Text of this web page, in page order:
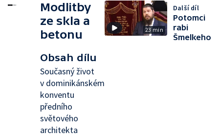
Modlitby
ze skla a
betonu
Obsah dílu
Současný život
v dominikánském
konventu
předního
světového
architekta
23 min
Další díl
Potomci
rabi
Šmelkeho